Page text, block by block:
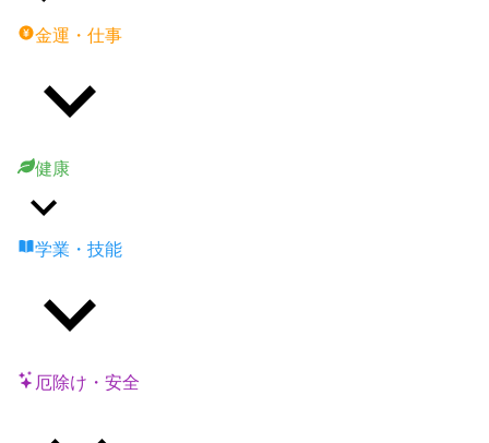
金運・仕事
健康
学業・技能
厄除け・安全